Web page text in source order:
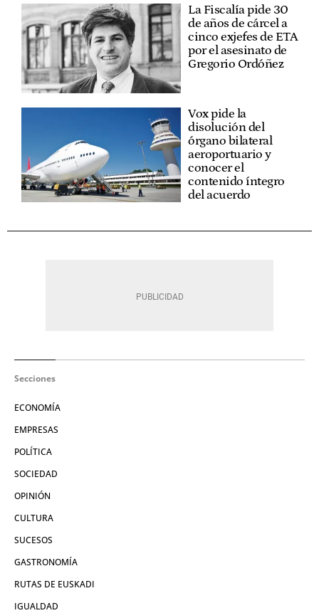
La Fiscalía pide 30
de años de cárcel a
cinco exjefes de ETA
por el asesinato de
Gregorio Ordóñez
Vox pide la
disolución del
órgano bilateral
aeroportuario y
conocer el
contenido íntegro
del acuerdo
Secciones
ECONOMÍA
EMPRESAS
POLÍTICA
SOCIEDAD
OPINIÓN
CULTURA
SUCESOS
GASTRONOMÍA
RUTAS DE EUSKADI
IGUALDAD